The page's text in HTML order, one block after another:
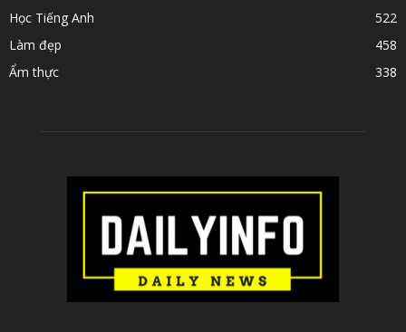
Học Tiếng Anh
522
Làm đẹp
458
Ẩm thực
338